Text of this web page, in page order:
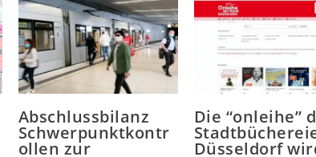
Abschlussbilanz
Schwerpunktkontr
ollen zur
Die “onleihe”
Düsseldorf